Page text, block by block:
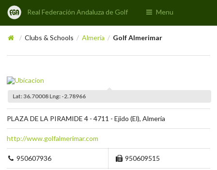
Real Federación Andaluza de Golf Menu
/ Clubs & Schools / Almería / Golf Almerimar
Lat: 36.70008 Lng: -2.78966
PLAZA DE LA PIRAMIDE 4 - 4711 - Ejido (El), Almería
http://www.golfalmerimar.com
950607936 950609515